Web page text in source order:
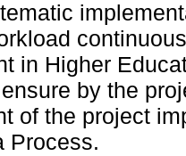
in Higher
by the
of the project
Process.